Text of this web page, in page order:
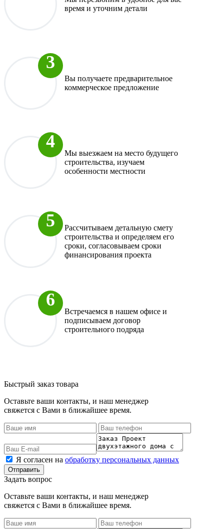
время и уточним детали
Вы получаете предварительное
коммерческое предложение
Мы выезжаем на место будущего
строительства, изучаем
особенности местности
Рассчитываем детальную смету
строительства и определяем его
сроки, согласовываем сроки
финансирования проекта
Встречаемся в нашем офисе и
подписываем договор
строительного подряда
Быстрый заказ товара
Оставьте ваши контакты, и наш менеджер
свяжется с Вами в ближайшее время.
Я согласен на обработку персональных данных
Задать вопрос
Оставьте ваши контакты, и наш менеджер
свяжется с Вами в ближайшее время.